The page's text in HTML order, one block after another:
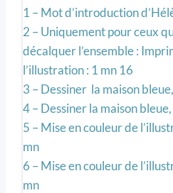
1 – Mot d’introduction
2 – Uniquement pour ceux
décalquer l’ensemble :
l’illustration : 1 mn 16
3 – Dessiner la maison
4 – Dessiner la maison
5 – Mise en couleur de
mn
6 – Mise en couleur de
mn